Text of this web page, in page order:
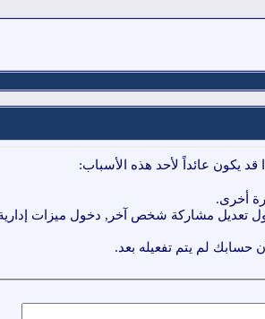
يكون عائداً لأحد هذه الأسباب:
أخرى.
تعديل مشاركة شخص آخر, دخول ميزات إدارية
حسابك لم يتم تفعيله بعد.